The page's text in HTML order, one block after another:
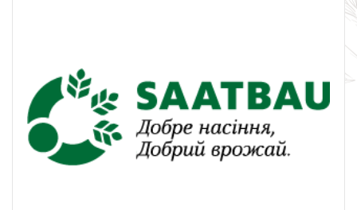
ЗВОРОТНИЙ ЗВ'ЯЗОК
Тернопільська обл., с. Великі Гаї, вул. Підлісна, 27
+38 (067) 24–38–191
serviceagrozahid@gmail.com